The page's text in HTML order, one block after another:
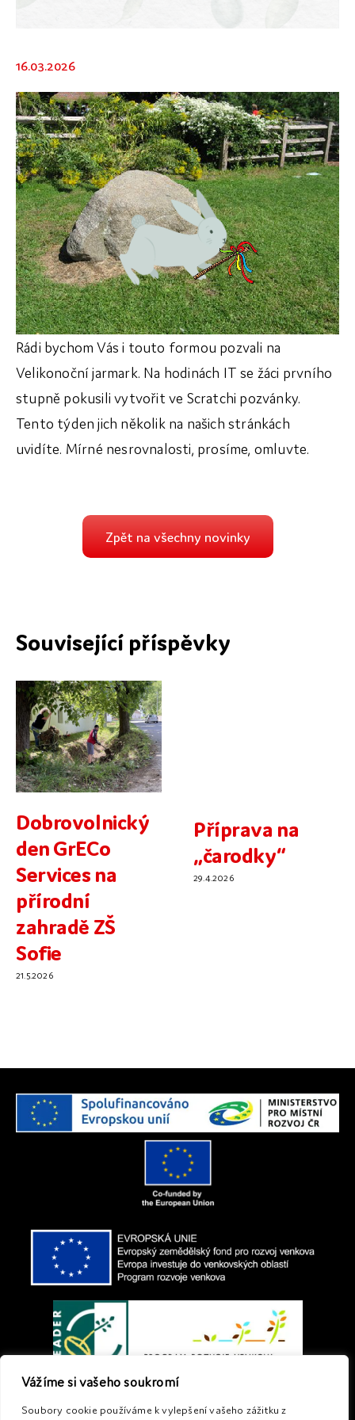
Vážíme si vašeho soukromí
Soubory cookie používáme k vylepšení vašeho zážitku z
Galerie
16.03.2026
Rádi bychom Vás i touto formou pozvali na
Velikonoční jarmark. Na hodinách IT se žáci prvního
stupně pokusili vytvořit ve Scratchi pozvánky.
Tento týden jich několik na našich stránkách
uvidíte. Mírné nesrovnalosti, prosíme, omluvte.
Zpět na všechny novinky
Související příspěvky
Dobrovolnický
den GrECo
Services na
přírodní
zahradě ZŠ
Sofie
21.5.2026
Příprava na
„čarodky“
29.4.2026